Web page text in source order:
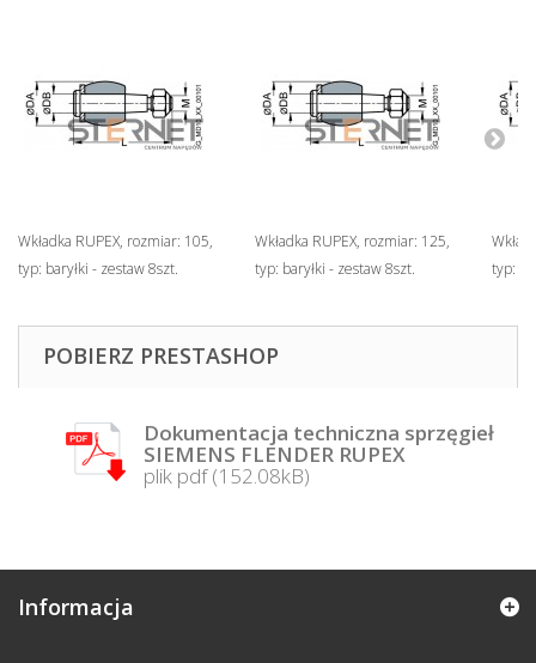
Wkładka RUPEX, rozmiar: 105,
typ: baryłki - zestaw 8szt.
Wkładka RUPEX, rozmiar: 125,
typ: baryłki - zestaw 8szt.
typ:
POBIERZ PRESTASHOP
Dokumentacja techniczna sprzęgieł
SIEMENS FLENDER RUPEX
plik pdf (152.08kB)
Informacja